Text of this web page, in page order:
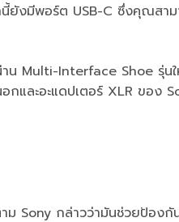
ยังมีพอร์ต USB-C ซึ่งคุณสาม
น Multi-Interface Shoe รุ่น
และอะแดปเตอร์ XLR ของ
ม Sony กล่าวว่ามันช่วยป้องกั